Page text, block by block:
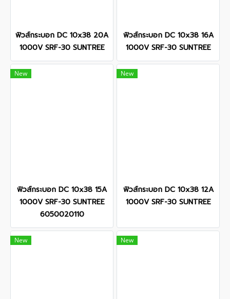
ฟิวส์กระบอก DC 10x38 20A
1000V SRF-30 SUNTREE
ฟิวส์กระบอก DC 10x38 16A
1000V SRF-30 SUNTREE
New
ฟิวส์กระบอก DC 10x38 15A
1000V SRF-30 SUNTREE
6050020110
New
ฟิวส์กระบอก DC 10x38 12A
1000V SRF-30 SUNTREE
New New